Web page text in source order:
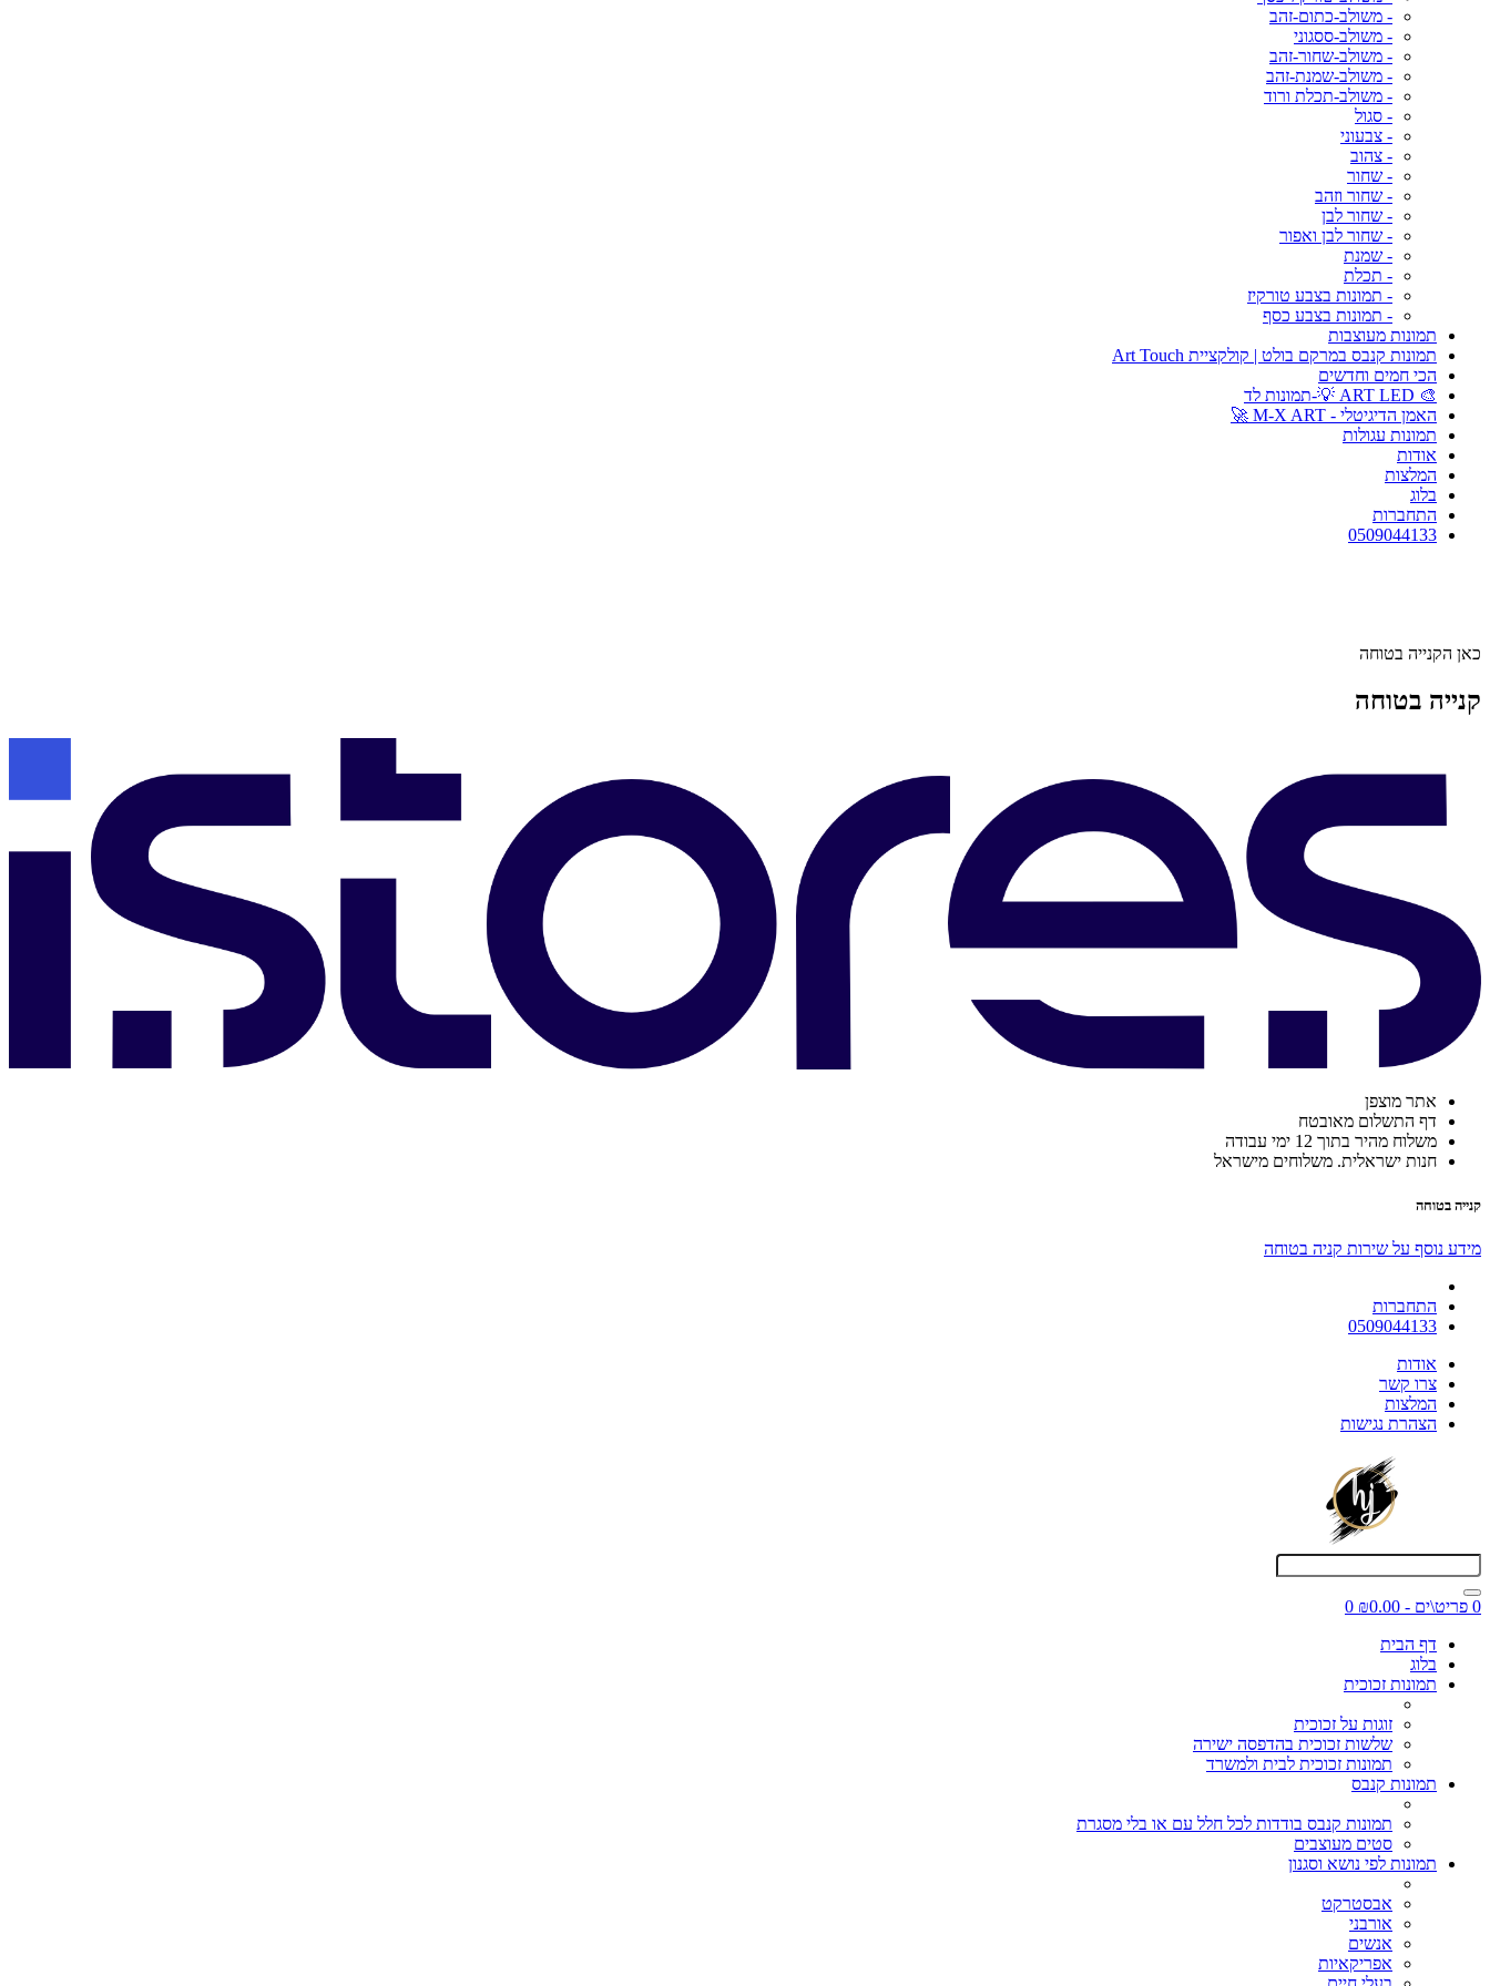
- משולב-כתום-זהב
- משולב-ססגוני
- משולב-שחור-זהב
- משולב-שמנת-זהב
- משולב-תכלת ורוד
- סגול
- צבעוני
- צהוב
- שחור
- שחור וזהב
- שחור לבן
- שחור לבן ואפור
- שמנת
- תכלת
- תמונות בצבע טורקיז
- תמונות בצבע כסף
תמונות מעוצבות
תמונות קנבס במרקם בולט | קולקציית Art Touch
הכי חמים וחדשים
🎨 ART LED 💡-תמונות לד
האמן הדיגיטלי - M-X ART 🚀
תמונות עגולות
אודות
המלצות
בלוג
התחברות
0509044133
כאן הקנייה בטוחה
קנייה בטוחה
אתר מוצפן
דף התשלום מאובטח
משלוח מהיר בתוך 12 ימי עבודה
חנות ישראלית. משלוחים מישראל
קנייה בטוחה
מידע נוסף על שירות קניה בטוחה
התחברות
0509044133
אודות
צרו קשר
המלצות
הצהרת נגישות
0 פריט\ים - ₪0.00
0
דף הבית
בלוג
תמונות זכוכית
זוגות על זכוכית
שלשות זכוכית בהדפסה ישירה
תמונות זכוכית לבית ולמשרד
תמונות קנבס
תמונות קנבס בודדות לכל חלל עם או בלי מסגרת
סטים מעוצבים
תמונות לפי נושא וסגנון
אבסטרקט
אורבני
אנשים
אפריקאיות